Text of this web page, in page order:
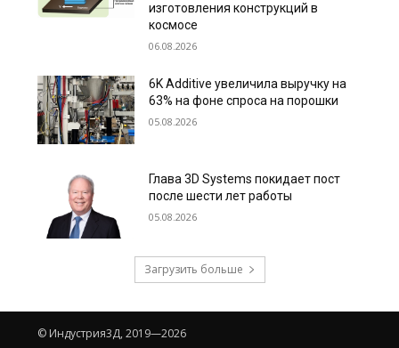
изготовления конструкций в
космосе
06.08.2026
6K Additive увеличила выручку на
63% на фоне спроса на порошки
05.08.2026
Глава 3D Systems покидает пост
после шести лет работы
05.08.2026
Загрузить больше
© Индустрия3Д, 2019—2026